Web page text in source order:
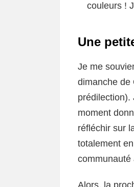
couleurs !
Une
Je me
dimanche de
prédilection).
moment
réfléchir sur
totalement
communauté